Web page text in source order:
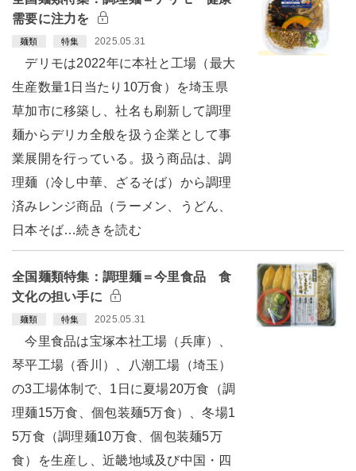
需要に注力を
麺類 特集 2025.05.31
デリモは2022年に本社と工場（最大
生産数量1日当たり10万食）を埼玉県
草加市に移築し、社名も刷新して調理
麺からデリカ全般を扱う企業として事
業展開を行っている。扱う商品は、調
理麺（冷し中華、ざるそば）から調理
済みレンジ商品（ラーメン、うどん、
日本そば…続きを読む
全国麺類特集：調理麺＝今里食品 食
文化の担い手に
麺類 特集 2025.05.31
今里食品は宝塚本社工場（兵庫）、
琴平工場（香川）、八潮工場（埼玉）
の3工場体制で、1日に夏場20万食（調
理麺15万食、個包装麺5万食）、冬場1
5万食（調理麺10万食、個包装麺5万
食）を生産し、近畿地域及び中国・四